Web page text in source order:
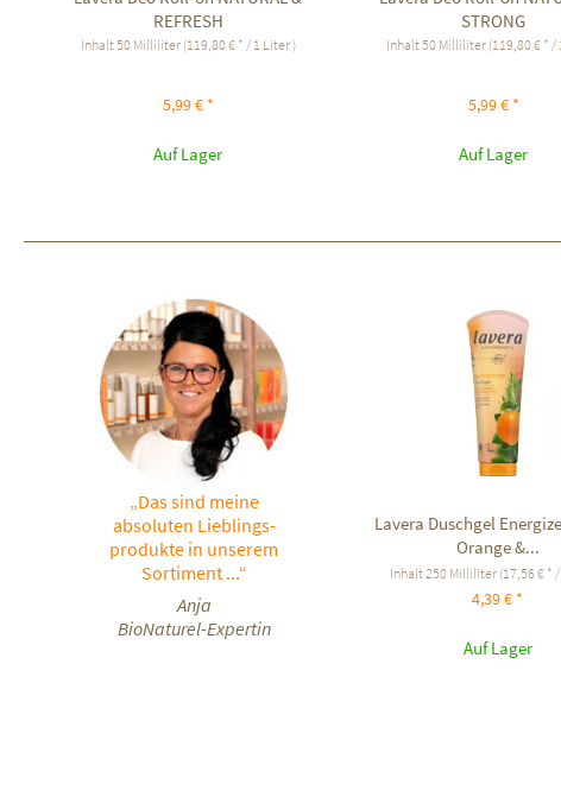
REFRESH
Inhalt50 Milliliter (119,80 € * / 1 Liter )
5,99 € *
Auf Lager
STRONG
Inhalt50 Milliliter (119,80 € * /
5,99 € *
Auf Lager
„Das sind meine
absoluten Lieblings-
produkte in unserem
Sortiment ...“
Anja
BioNaturel-Expertin
Lavera Duschgel
Orange &...
Inhalt250 Milliliter (17,56 € *
4,39 € *
Auf Lager